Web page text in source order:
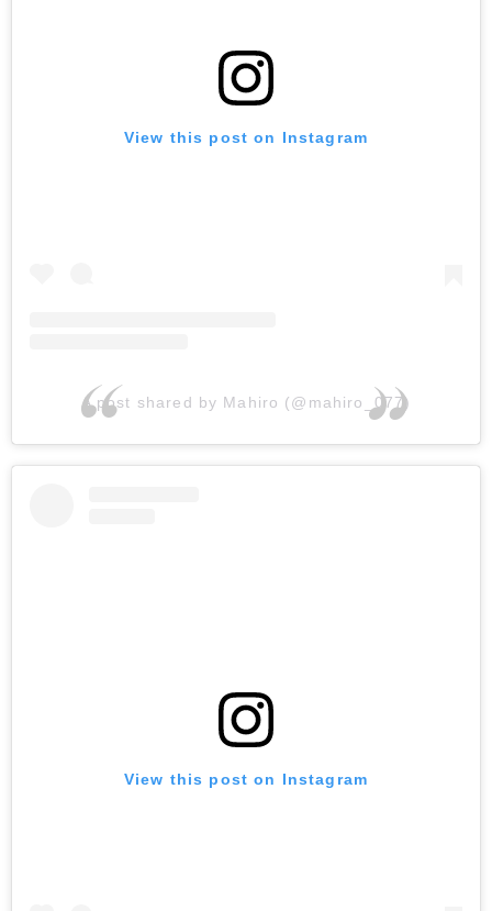
View this post on Instagram
A post shared by Mahiro (@mahiro_077)
View this post on Instagram